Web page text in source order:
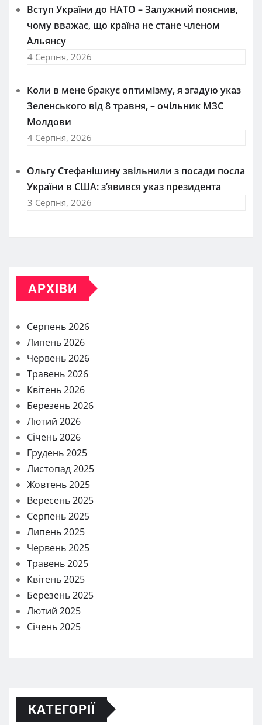
Вступ України до НАТО – Залужний пояснив,
чому вважає, що країна не стане членом
Альянсу
4 Серпня, 2026
Коли в мене бракує оптимізму, я згадую указ
Зеленського від 8 травня, – очільник МЗС
Молдови
4 Серпня, 2026
Ольгу Стефанішину звільнили з посади посла
України в США: з’явився указ президента
3 Серпня, 2026
АРХІВИ
Серпень 2026
Липень 2026
Червень 2026
Травень 2026
Квітень 2026
Березень 2026
Лютий 2026
Січень 2026
Грудень 2025
Листопад 2025
Жовтень 2025
Вересень 2025
Серпень 2025
Липень 2025
Червень 2025
Травень 2025
Квітень 2025
Березень 2025
Лютий 2025
Січень 2025
КАТЕГОРІЇ